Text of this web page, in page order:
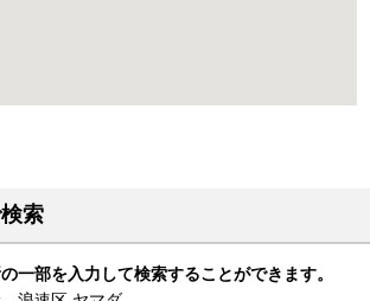
索
一部を入力して検索することができます。